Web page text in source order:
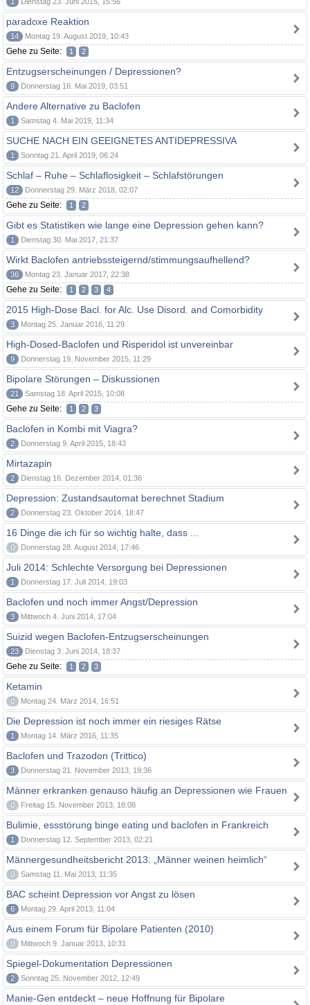
paradoxe Reaktion
14 Montag 19. August 2019, 10:43
Gehe zu Seite: 1 2
Entzugserscheinungen / Depressionen?
9 Donnerstag 16. Mai 2019, 03:51
Andere Alternative zu Baclofen
1 Samstag 4. Mai 2019, 11:34
SUCHE NACH EIN GEEIGNETES ANTIDEPRESSIVA
1 Sonntag 21. April 2019, 06:24
Schlaf – Ruhe – Schlaflosigkeit – Schlafstörungen
12 Donnerstag 29. März 2018, 02:07
Gehe zu Seite: 1 2
Gibt es Statistiken wie lange eine Depression gehen kann?
1 Dienstag 30. Mai 2017, 21:37
Wirkt Baclofen antriebssteigernd/stimmungsaufhellend?
36 Montag 23. Januar 2017, 22:38
Gehe zu Seite: 1 2 3 4
2015 High-Dose Bacl. for Alc. Use Disord. and Comorbidity
3 Montag 25. Januar 2016, 11:29
High-Dosed-Baclofen und Risperidol ist unvereinbar
9 Donnerstag 19. November 2015, 11:29
Bipolare Störungen – Diskussionen
21 Samstag 18. April 2015, 10:08
Gehe zu Seite: 1 2 3
Baclofen in Kombi mit Viagra?
2 Donnerstag 9. April 2015, 18:43
Mirtazapin
2 Dienstag 16. Dezember 2014, 01:36
Depression: Zustandsautomat berechnet Stadium
2 Donnerstag 23. Oktober 2014, 18:47
16 Dinge die ich für so wichtig halte, dass ...
0 Donnerstag 28. August 2014, 17:46
Juli 2014: Schlechte Versorgung bei Depressionen
1 Donnerstag 17. Juli 2014, 19:03
Baclofen und noch immer Angst/Depression
3 Mittwoch 4. Juni 2014, 17:04
Suizid wegen Baclofen-Entzugserscheinungen
23 Dienstag 3. Juni 2014, 18:37
Gehe zu Seite: 1 2 3
Ketamin
0 Montag 24. März 2014, 16:51
Die Depression ist noch immer ein riesiges Rätse
1 Montag 14. März 2016, 11:35
Baclofen und Trazodon (Trittico)
3 Donnerstag 21. November 2013, 19:36
Männer erkranken genauso häufig an Depressionen wie Frauen
0 Freitag 15. November 2013, 18:08
Bulimie, essstörung binge eating und baclofen in Frankreich
1 Donnerstag 12. September 2013, 02:21
Männergesundheitsbericht 2013: „Männer weinen heimlich“
0 Samstag 11. Mai 2013, 11:35
BAC scheint Depression vor Angst zu lösen
6 Montag 29. April 2013, 11:04
Aus einem Forum für Bipolare Patienten (2010)
0 Mittwoch 9. Januar 2013, 10:31
Spiegel-Dokumentation Depressionen
2 Sonntag 25. November 2012, 12:49
Manie-Gen entdeckt – neue Hoffnung für Bipolare